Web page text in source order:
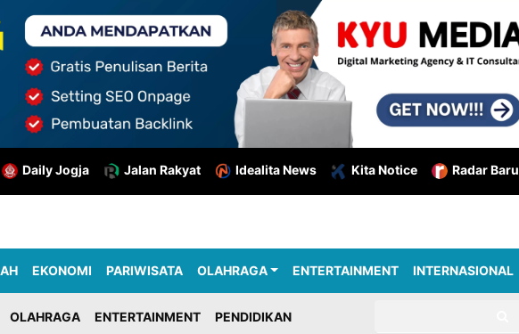
Daily Jogja Jalan Rakyat Idealita News Kita Notice Radar Baru
EKONOMI PARIWISATA OLAHRAGA ENTERTAINMENT INTERNASIONAL
OLAHRAGA ENTERTAINMENT PENDIDIKAN